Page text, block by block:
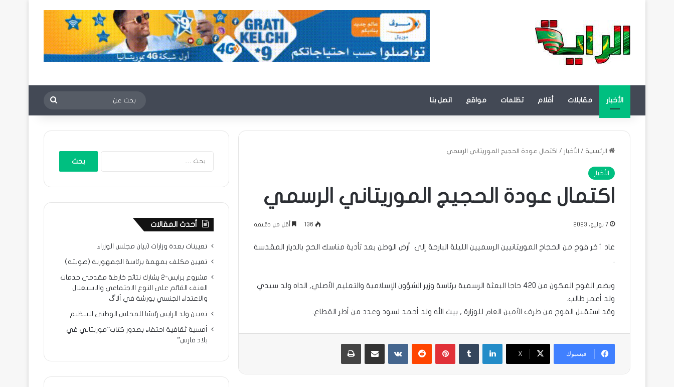
الأخبار مقابلات أقلام تظلمات مواقع اتصل بنا بحث
عن
الرئيسية / الأخبار / اكتمال عودة الحجيج الموريتاني الرسمي
الأخبار
اكتمال عودة الحجيج الموريتاني الرسمي
7 يوليو، 2023 136 أقل من دقيقة
عاد ٱخر فوج من الحجاج الموريتانيين الرسميين الليلة البارحة إلى أرض الوطن بعد تأدية مناسك الحج بالديار المقدسة
.
ويضم الفوج المكون من 420 حاجا البعثة الرسمية برئاسة وزير الشؤون الإسلامية والتعليم الأصلي, الداه ولد سيدي
ولد أعمر طالب.
وقد استقبل الفوج من طرف الأمين العام للوزارة , بيت الله ولد أحمد لسود وعدد من أطر القطاع.
فيسبوك X
لينكدإن بينتيريست مشاركة عبر البريد طباعة
أحدث المقالات
تعيينات بعدة وزارات (بيان مجلس الوزراء
تعيين مكلف بمهمة برئاسة الجمهورية (هويته)
مشروع برابس-2 يشارك نتائح خارطة مقدمي خدمات
العنف القائم على النوع الاجتماعي والاستغلال
والاعتداء الجنسي بورشة في ألاگ
تعيين ولد الرايس رئيسًا للمجلس الوطني للتنظيم
أمسية ثقافية احتفاء بصدور كتاب”موريتاني في
بلاد فارس”